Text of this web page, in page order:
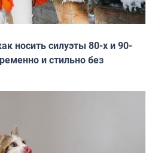
носить силуэты 80-х и 90-
и стильно без